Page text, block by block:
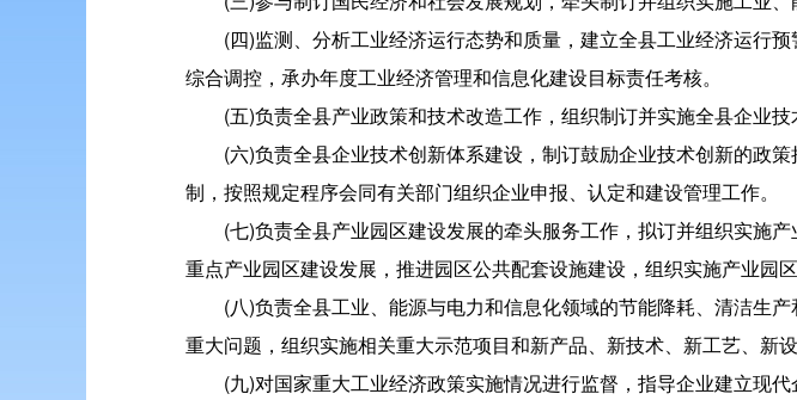
(四)监测、分析工业经济运行态势和质量，建立全县工业经济运行
综合调控，承办年度工业经济管理和信息化建设目标责任考核。
(五)负责全县产业政策和技术改造工作，组织制订并实施全县企业
(六)负责全县企业技术创新体系建设，制订鼓励企业技术创新的政
制，按照规定程序会同有关部门组织企业申报、认定和建设管理工作。
(七)负责全县产业园区建设发展的牵头服务工作，拟订并组织实施
重点产业园区建设发展，推进园区公共配套设施建设，组织实施产业园
(八)负责全县工业、能源与电力和信息化领域的节能降耗、清洁生
重大问题，组织实施相关重大示范项目和新产品、新技术、新工艺、新
(九)对国家重大工业经济政策实施情况进行监督，指导企业建立现